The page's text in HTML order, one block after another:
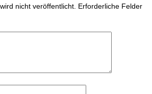
nicht veröffentlicht. Erforderliche Felder